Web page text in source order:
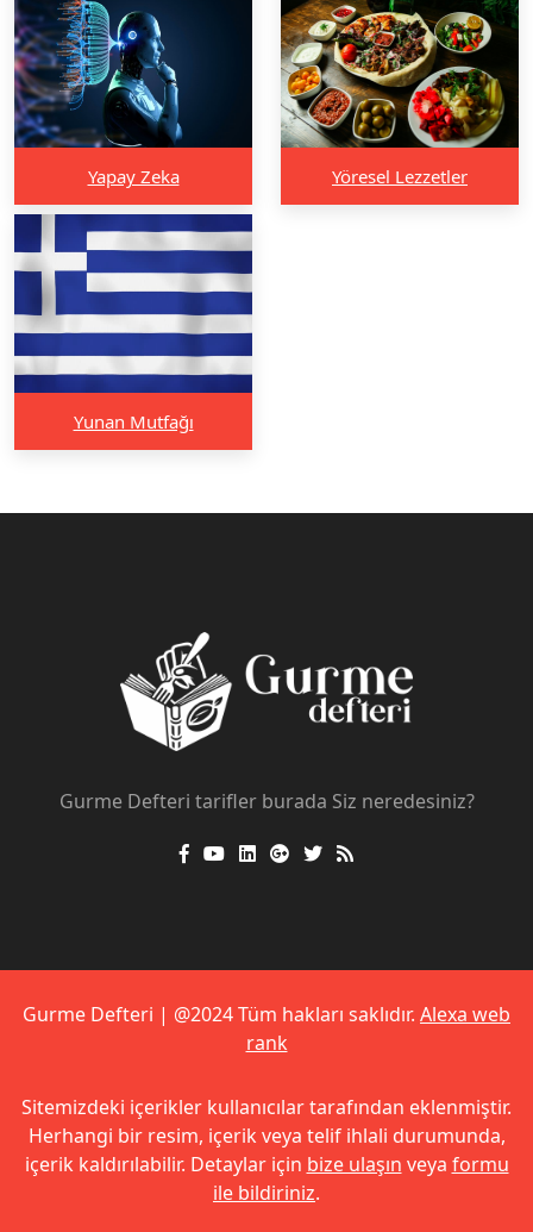
Yapay Zeka Yöresel Lezzetler
Yunan Mutfağı
Gurme Defteri tarifler burada Siz neredesiniz?
Gurme Defteri | @2024 Tüm hakları saklıdır. Alexa web
rank
Sitemizdeki içerikler kullanıcılar tarafından eklenmiştir.
Herhangi bir resim, içerik veya telif ihlali durumunda,
içerik kaldırılabilir. Detaylar için bize ulaşın veya formu
ile bildiriniz.